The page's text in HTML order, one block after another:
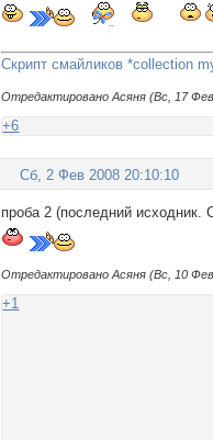
Скрипт смайликов *collection
Отредактировано Асяня (Вс, 17
+6
Сб, 2 Фев 2008 20:10:10
проба 2 (последний исходник.
Отредактировано Асяня (Вс, 10
+1